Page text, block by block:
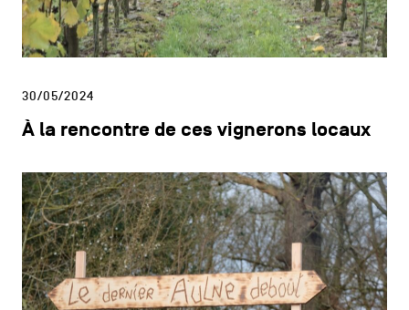
30/05/2024
À la rencontre de ces vignerons locaux